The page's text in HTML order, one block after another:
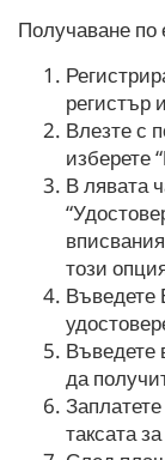
Получаване по
регистър
Влезте с
изберете
В лявата
този
Въведете
Въведете
да
таксата